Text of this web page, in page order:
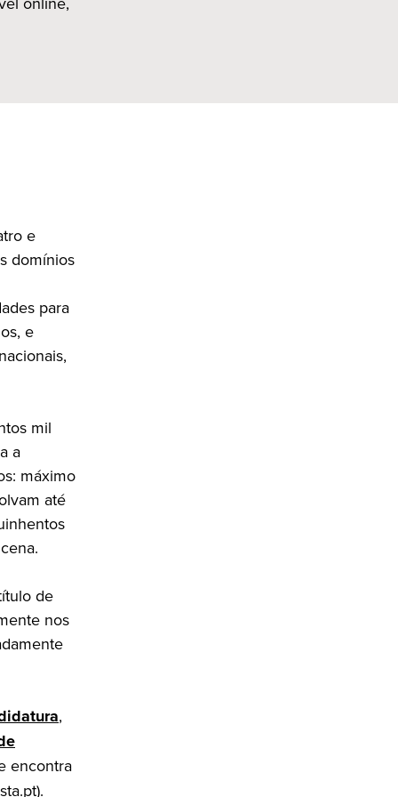
e
domínios
para
e
mil
a
máximo
até
de
nos
,
encontra
).